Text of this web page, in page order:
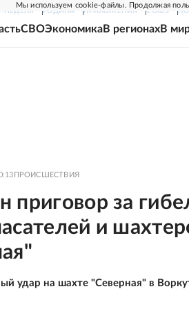
Мы используем cookie-файлы. Продолжая
НЕДЕЛЯ РОДИНА ПРИЛОЖЕНИЯ СОЮЗ
СВОЭкономикаВ регионахВ
ПРОИСШЕСТВИЯ
приговор за
и
удар на шахте "Северная" в